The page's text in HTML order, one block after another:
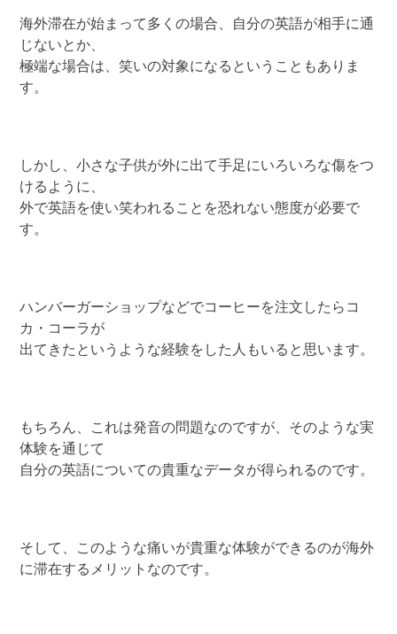
海外滞在が始まって多くの場合、自分の英語が相手に通
じないとか、
極端な場合は、笑いの対象になるということもありま
す。
しかし、小さな子供が外に出て手足にいろいろな傷をつ
けるように、
外で英語を使い笑われることを恐れない態度が必要で
す。
ハンバーガーショップなどでコーヒーを注文したらコ
カ・コーラが
出てきたというような経験をした人もいると思います。
もちろん、これは発音の問題なのですが、そのような実
体験を通じて
自分の英語についての貴重なデータが得られるのです。
そして、このような痛いが貴重な体験ができるのが海外
に滞在するメリットなのです。